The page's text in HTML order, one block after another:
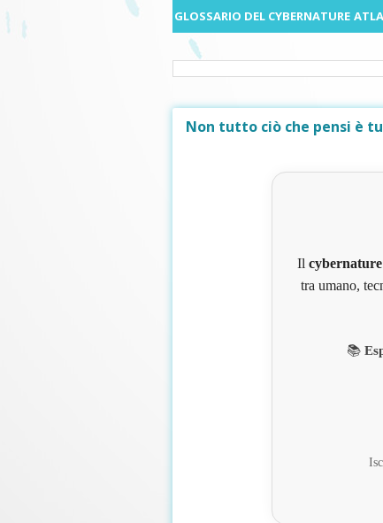
GLOSSARIO DEL CYBERNATURE
Non tutto ciò che pensi è
Il cybernature
tra umano,
📚